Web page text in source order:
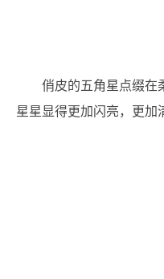
俏皮的五角星点缀在
星星显得更加闪亮，更加